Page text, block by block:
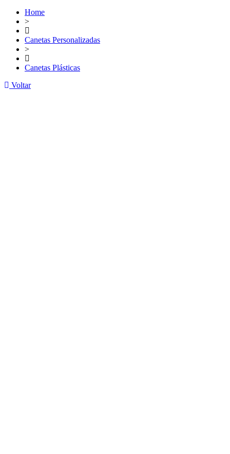
Home
>
Canetas Personalizadas
>
Canetas Plásticas
Voltar